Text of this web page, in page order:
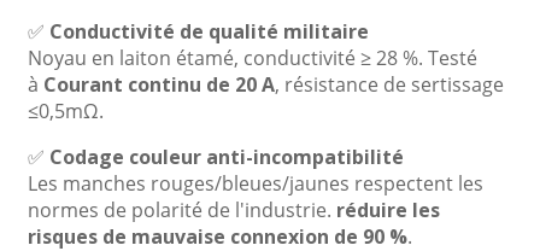
✅ Conductivité de qualité militaire
Noyau en laiton étamé, conductivité ≥ 28 %. Testé
à Courant continu de 20 A, résistance de sertissage
≤0,5mΩ.
✅ Codage couleur anti-incompatibilité
Les manches rouges/bleues/jaunes respectent les
normes de polarité de l'industrie. réduire les
risques de mauvaise connexion de 90 %.